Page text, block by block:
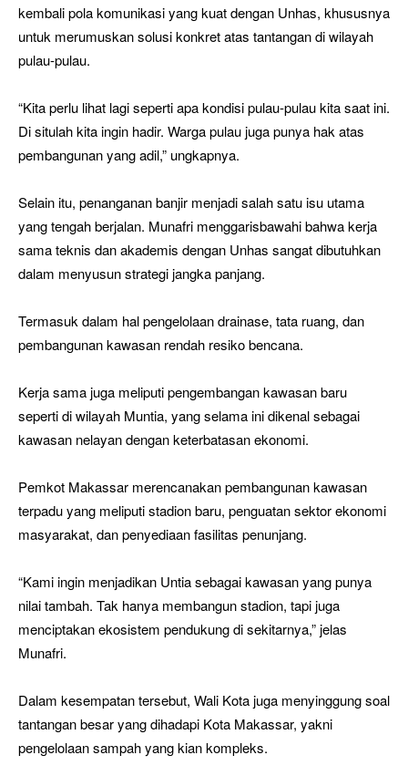
kembali pola komunikasi yang kuat dengan Unhas, khususnya
untuk merumuskan solusi konkret atas tantangan di wilayah
pulau-pulau.
“Kita perlu lihat lagi seperti apa kondisi pulau-pulau kita saat ini.
Di situlah kita ingin hadir. Warga pulau juga punya hak atas
pembangunan yang adil,” ungkapnya.
Selain itu, penanganan banjir menjadi salah satu isu utama
yang tengah berjalan. Munafri menggarisbawahi bahwa kerja
sama teknis dan akademis dengan Unhas sangat dibutuhkan
dalam menyusun strategi jangka panjang.
Termasuk dalam hal pengelolaan drainase, tata ruang, dan
pembangunan kawasan rendah resiko bencana.
Kerja sama juga meliputi pengembangan kawasan baru
seperti di wilayah Muntia, yang selama ini dikenal sebagai
kawasan nelayan dengan keterbatasan ekonomi.
Pemkot Makassar merencanakan pembangunan kawasan
terpadu yang meliputi stadion baru, penguatan sektor ekonomi
masyarakat, dan penyediaan fasilitas penunjang.
“Kami ingin menjadikan Untia sebagai kawasan yang punya
nilai tambah. Tak hanya membangun stadion, tapi juga
menciptakan ekosistem pendukung di sekitarnya,” jelas
Munafri.
Dalam kesempatan tersebut, Wali Kota juga menyinggung soal
tantangan besar yang dihadapi Kota Makassar, yakni
pengelolaan sampah yang kian kompleks.